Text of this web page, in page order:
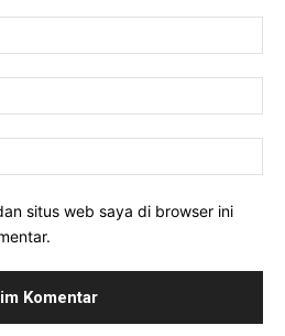
situs web saya di browser ini